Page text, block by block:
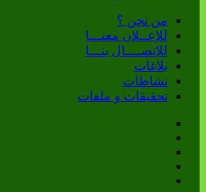
من نحن ؟
للإعــلان معنـــا
للإتصــــال بنـــا
بلاغات
نشاطات
تحقيقات و ملفات